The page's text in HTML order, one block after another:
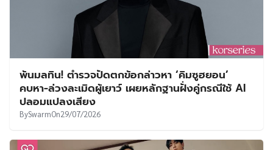
พ้นมลทิน! ตำรวจปัดตกข้อกล่าวหา ‘คิมซูฮยอน’
คบหา-ล่วงละเมิดผู้เยาว์ เผยหลักฐานฝั่งคู่กรณีใช้ AI
ปลอมแปลงเสียง
BySwarmOn29/07/2026